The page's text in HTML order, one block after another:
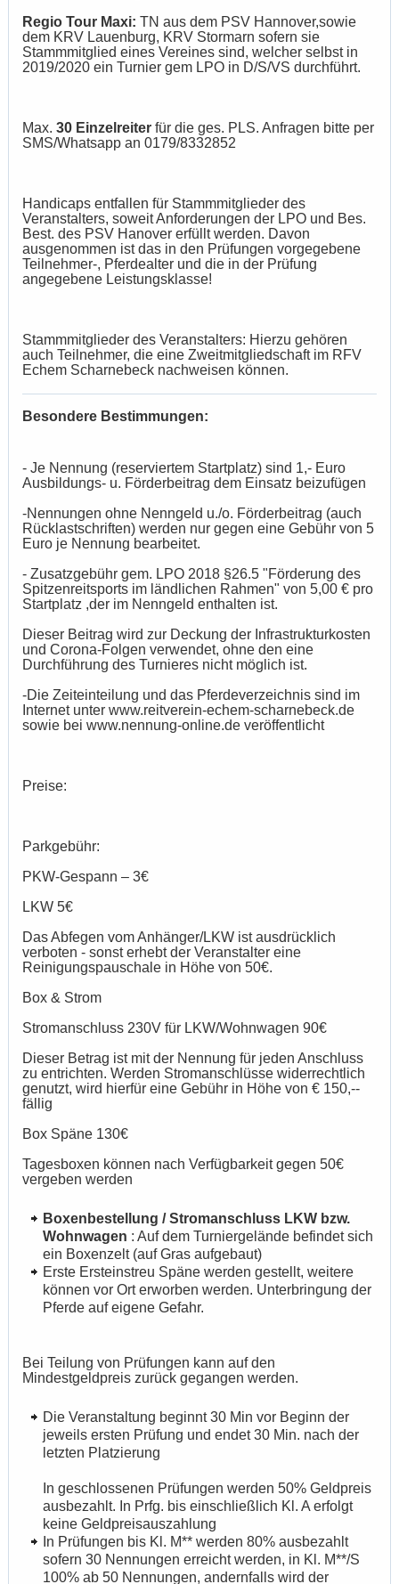
Regio Tour Maxi: TN aus dem PSV Hannover,sowie
dem KRV Lauenburg, KRV Stormarn sofern sie
Stammmitglied eines Vereines sind, welcher selbst in
2019/2020 ein Turnier gem LPO in D/S/VS durchführt.
Max. 30 Einzelreiter für die ges. PLS. Anfragen bitte per
SMS/Whatsapp an 0179/8332852
Handicaps entfallen für Stammmitglieder des
Veranstalters, soweit Anforderungen der LPO und Bes.
Best. des PSV Hanover erfüllt werden. Davon
ausgenommen ist das in den Prüfungen vorgegebene
Teilnehmer-, Pferdealter und die in der Prüfung
angegebene Leistungsklasse!
Stammmitglieder des Veranstalters: Hierzu gehören
auch Teilnehmer, die eine Zweitmitgliedschaft im RFV
Echem Scharnebeck nachweisen können.
Besondere Bestimmungen:
- Je Nennung (reserviertem Startplatz) sind 1,- Euro
Ausbildungs- u. Förderbeitrag dem Einsatz beizufügen
-Nennungen ohne Nenngeld u./o. Förderbeitrag (auch
Rücklastschriften) werden nur gegen eine Gebühr von 5
Euro je Nennung bearbeitet.
- Zusatzgebühr gem. LPO 2018 §26.5 "Förderung des
Spitzenreitsports im ländlichen Rahmen" von 5,00 € pro
Startplatz ,der im Nenngeld enthalten ist.
Dieser Beitrag wird zur Deckung der Infrastrukturkosten
und Corona-Folgen verwendet, ohne den eine
Durchführung des Turnieres nicht möglich ist.
-Die Zeiteinteilung und das Pferdeverzeichnis sind im
Internet unter www.reitverein-echem-scharnebeck.de
sowie bei www.nennung-online.de veröffentlicht
Preise:
Parkgebühr:
PKW-Gespann – 3€
LKW 5€
Das Abfegen vom Anhänger/LKW ist ausdrücklich
verboten - sonst erhebt der Veranstalter eine
Reinigungspauschale in Höhe von 50€.
Box & Strom
Stromanschluss 230V für LKW/Wohnwagen 90€
Dieser Betrag ist mit der Nennung für jeden Anschluss
zu entrichten. Werden Stromanschlüsse widerrechtlich
genutzt, wird hierfür eine Gebühr in Höhe von € 150,--
fällig
Box Späne 130€
Tagesboxen können nach Verfügbarkeit gegen 50€
vergeben werden
Boxenbestellung / Stromanschluss LKW bzw.
Wohnwagen : Auf dem Turniergelände befindet sich
ein Boxenzelt (auf Gras aufgebaut)
Erste Ersteinstreu Späne werden gestellt, weitere
können vor Ort erworben werden. Unterbringung der
Pferde auf eigene Gefahr.
Bei Teilung von Prüfungen kann auf den
Mindestgeldpreis zurück gegangen werden.
Die Veranstaltung beginnt 30 Min vor Beginn der
jeweils ersten Prüfung und endet 30 Min. nach der
letzten Platzierung
In geschlossenen Prüfungen werden 50% Geldpreis
ausbezahlt. In Prfg. bis einschließlich Kl. A erfolgt
keine Geldpreisauszahlung
In Prüfungen bis Kl. M** werden 80% ausbezahlt
sofern 30 Nennungen erreicht werden, in Kl. M**/S
100% ab 50 Nennungen, andernfalls wird der